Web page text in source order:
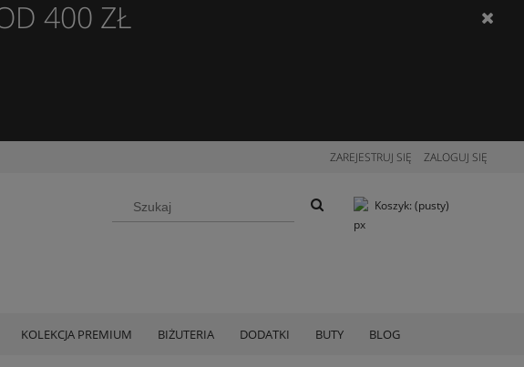
400 ZŁ
ZAREJESTRUJ SIĘ ZALOGUJ SIĘ
Koszyk: (pusty)
KOLEKCJA PREMIUM BIŻUTERIA DODATKI BUTY BLOG